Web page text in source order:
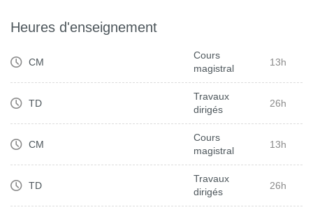
Heures d'enseignement
CM
Cours
magistral
13h
TD
Travaux
dirigés
26h
CM
Cours
magistral
13h
TD
Travaux
dirigés
26h